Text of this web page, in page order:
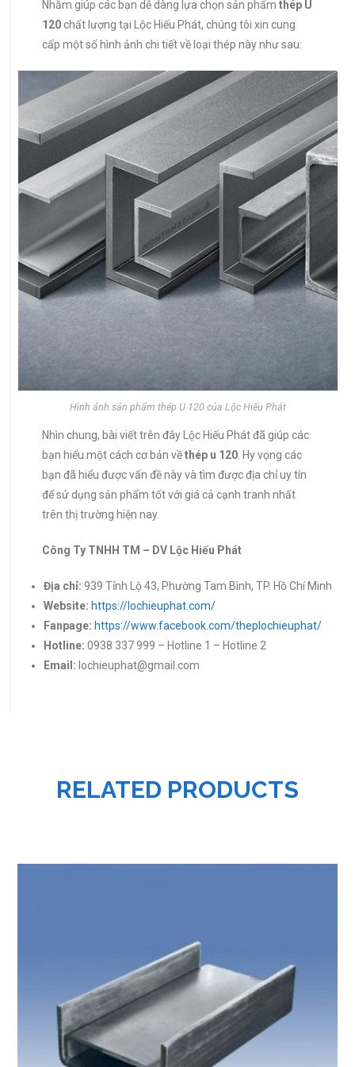
Nhằm giúp các bạn dễ dàng lựa chọn sản phẩm thép U
120chất lượng tại Lộc Hiếu Phát, chúng tôi xin cung
cấp một số hình ảnh chi tiết về loại thép này như sau:
Hình ảnh sản phẩm thép U 120 của Lộc Hiếu Phát
Nhìn chung, bài viết trên đây Lộc Hiếu Phát đã giúp các
bạn hiểu một cách cơ bản vềthép u 120. Hy vọng các
bạn đã hiểu được vấn đề này và tìm được địa chỉ uy tín
để sử dụng sản phẩm tốt với giá cả cạnh tranh nhất
trên thị trường hiện nay.
Công Ty TNHH TM – DV Lộc Hiếu Phát
Địa chỉ: 939 Tỉnh Lộ 43, Phường Tam Bình, TP. Hồ Chí Minh
Website: https://lochieuphat.com/
Fanpage: https://www.facebook.com/theplochieuphat/
Hotline: 0938 337 999 – Hotline 1 – Hotline 2
Email: lochieuphat@gmail.com
RELATED PRODUCTS